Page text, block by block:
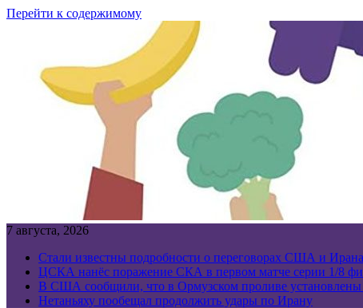
Перейти к содержимому
7 августа, 2026
Стали известны подробности о переговорах США и Ирана
ЦСКА нанёс поражение СКА в первом матче серии 1/8
В США сообщили, что в Ормузском проливе
Нетаньяху пообещал продолжить удары по Ирану